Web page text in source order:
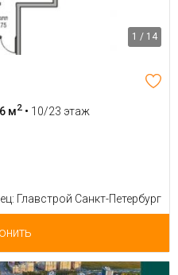
1 / 14
м2 • 10/23 этаж
Главстрой Санкт-Петербург